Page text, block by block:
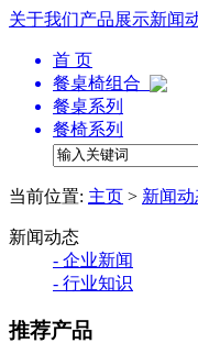
关于我们产品展示新闻
首 页
餐桌椅组合
餐桌系列
餐椅系列
当前位置: 主页 > 新闻
新闻动态
- 企业新闻
- 行业知识
推荐产品